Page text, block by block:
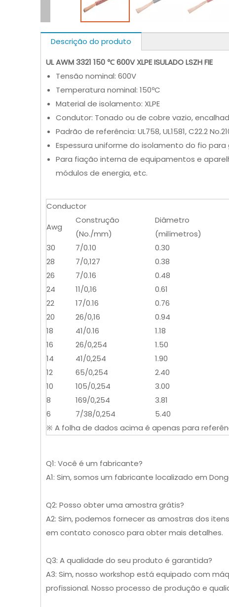
Descrição do produto
UL AWM 3321 150 ℃ 600V XLPE ISULADO LSZH FIE
Tensão nominal: 600V
Temperatura nominal: 150ºC
Material de isolamento: XLPE
Condutor: Tonado ou de cobre vazio,
Padrão de referência: UL758, UL1581, C22.2
Espessura uniforme do isolamento do fio
Para fiação interna de equipamentos e
módulos de energia, etc.
Conductor
Awg
Construção
(No./mm)
Diâmetro
(milímetros)
30
7/0.10 0.30
28
7/0,127 0.38
26
7/0.16 0.48
24
11/0,16 0.61
22
17/0.16 0.76
20
26/0,16 0.94
18
41/0.16 1.18
16
26/0,254 1.50
14
41/0,254 1.90
12
65/0,254 2.40
10
105/0,254 3.00
8
169/0,254 3.81
6
7/38/0,254 5.40
※ A folha de dados acima é apenas para
Q1: Você é um fabricante?
A1: Sim, somos um fabricante localizado em
Q2: Posso obter uma amostra grátis?
A2: Sim, podemos fornecer as amostras dos
em contato conosco para obter mais detalhes.
Q3: A qualidade do seu produto é garantida?
A3: Sim, nosso workshop está equipado com
profissional. Nosso processo de produção e